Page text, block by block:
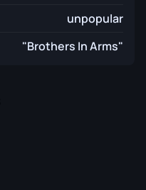
unpopular
"Brothers In Arms"